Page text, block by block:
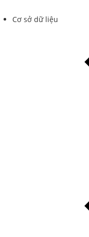
Cơ sở dữ liệu